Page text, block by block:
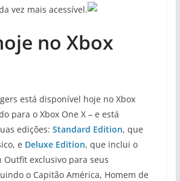
vez mais acessível.
no Xbox
está disponível hoje no Xbox
para o Xbox One X – e está
edições: Standard Edition, que
e Deluxe Edition, que inclui o
Outfit exclusivo para seus
o Capitão América, Homem de